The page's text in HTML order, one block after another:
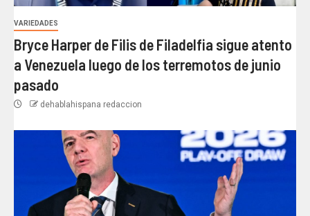
VARIEDADES
Bryce Harper de Filis de Filadelfia sigue atento
a Venezuela luego de los terremotos de junio
pasado
dehablahispana redaccion